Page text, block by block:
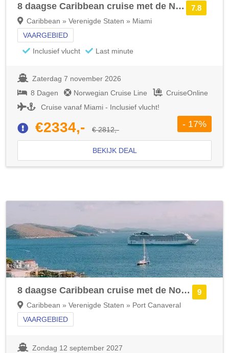
7.8
8 daagse Caribbean cruise met de Norwegian Luna
Caribbean » Verenigde Staten » Miami
VAARGEBIED
Inclusief vlucht
Last minute
Zaterdag 7 november 2026
8 Dagen
Norwegian Cruise Line
CruiseOnline
Cruise vanaf Miami - Inclusief vlucht!
€2334,- € 2812,-
- 17%
BEKIJK DEAL
9
8 daagse Caribbean cruise met de Norwegian Aqua
Caribbean » Verenigde Staten » Port Canaveral
VAARGEBIED
Zondag 12 september 2027